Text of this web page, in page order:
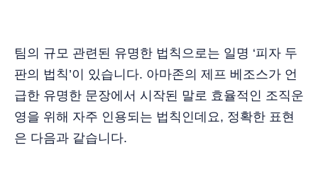
팀의 규모 관련된 유명한 법칙으로는 일명 ‘피자 두
판의 법칙’이 있습니다. 아마존의 제프 베조스가 언
급한 유명한 문장에서 시작된 말로 효율적인 조직운
영을 위해 자주 인용되는 법칙인데요, 정확한 표현
은 다음과 같습니다.